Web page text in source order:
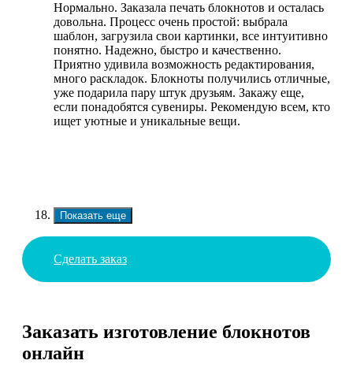
Нормально. Заказала печать блокнотов и осталась
довольна. Процесс очень простой: выбрала
шаблон, загрузила свои картинки, все интуитивно
понятно. Надежно, быстро и качественно.
Приятно удивила возможность редактирования,
много раскладок. Блокноты получились отличные,
уже подарила пару штук друзьям. Закажу еще,
если понадобятся сувениры. Рекомендую всем, кто
ищет уютные и уникальные вещи.
Показать еще
Сделать заказ
Заказать изготовление блокнотов
онлайн